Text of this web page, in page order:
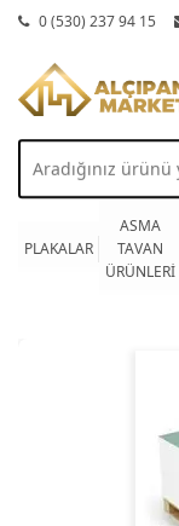
0 (530) 237 94 15
PLAKALAR
ASMA
TAVAN
ÜRÜNLERİ